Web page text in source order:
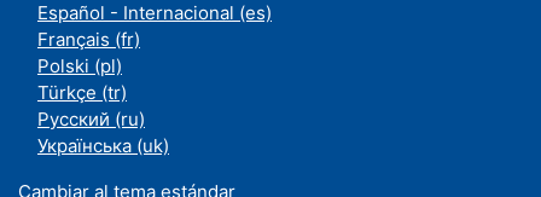
Español - Internacional ‎(es)‎
Français ‎(fr)‎
Polski ‎(pl)‎
Türkçe ‎(tr)‎
Русский ‎(ru)‎
Українська ‎(uk)‎
Cambiar al tema estándar